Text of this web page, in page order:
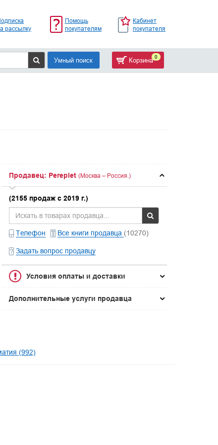
рассылку
Помощь
покупателям
Кабинет
покупателя
Умный поиск Корзина 0
Продавец: Pereplet (Москва – Россия.)
(2155 продаж с 2019 г.)
Телефон Все книги продавца (10270)
Задать вопрос продавцу
Условия оплаты и доставки
Дополнительные услуги продавца
(992)